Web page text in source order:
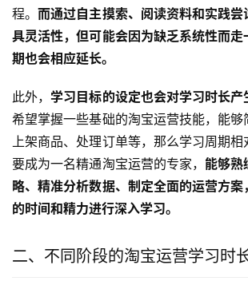
程。而通过自主摸索、阅读资料和实践尝
具灵活性，但可能会因为缺乏系统性而走
期也会相应延长。
此外，学习目标的设定也会对学习时长产
希望掌握一些基础的淘宝运营技能，能够
上架商品、处理订单等，那么学习周期
要成为一名精通淘宝运营的专家，能够熟
略、精准分析数据、制定全面的运营方
的时间和精力进行深入学习。
二、不同阶段的淘宝运营学习时